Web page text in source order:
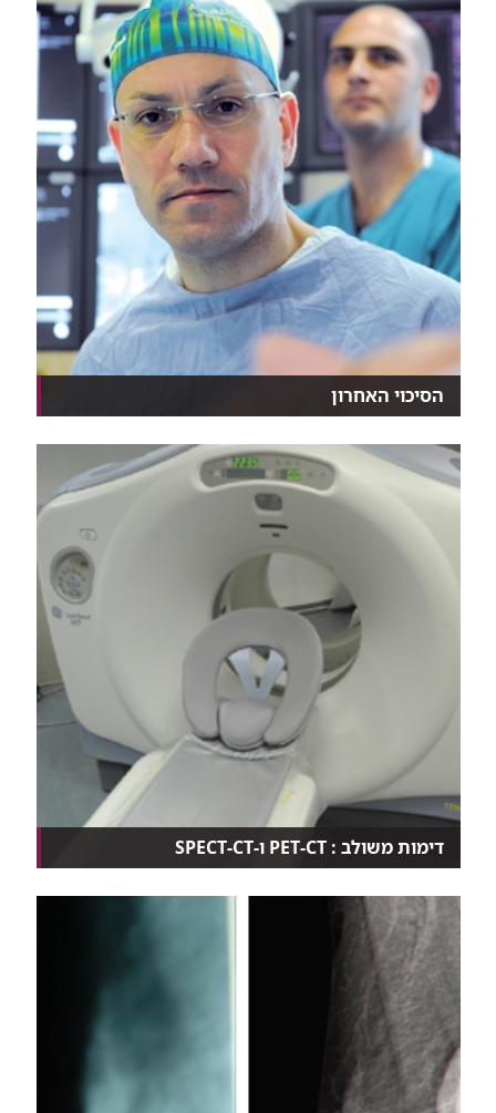
הסיכוי האחרון
הליך חדש של צנתור מוחי לשליפת קרישי דם, הרחיב את
ח...
דימות משולב : PET-CT ו-SPECT-CT
חוקרים ישראלים היו בין הראשונים בהבנת הערך המוסף
ל...